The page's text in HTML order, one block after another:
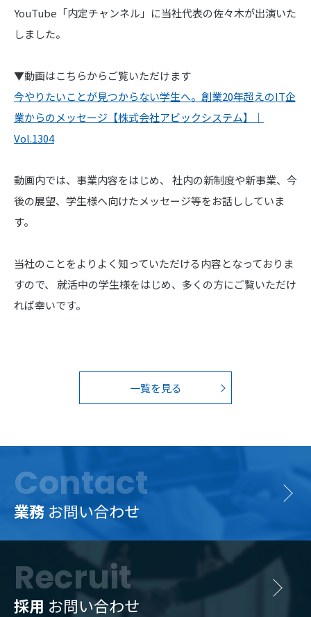
YouTube「内定チャンネル」に当社代表の佐々木が出演いた
しました。
▼動画はこちらからご覧いただけます
今やりたいことが見つからない学生へ。創業20年超えのIT企
業からのメッセージ【株式会社アビックシステム】｜
Vol.1304
動画内では、事業内容をはじめ、 社内の新制度や新事業、今
後の展望、学生様へ向けたメッセージ等をお話ししていま
す。
当社のことをよりよく知っていただける内容となっておりま
すので、 就活中の学生様をはじめ、多くの方にご覧いただけ
れば幸いです。
一覧を見る
Contact
業務 お問い合わせ
Recruit
採用 お問い合わせ